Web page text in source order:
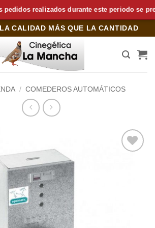
realizados durante este periodo se
CALIDAD MÁS QUE LA CANTIDAD
/ COMEDEROS AUTOMÁTICOS